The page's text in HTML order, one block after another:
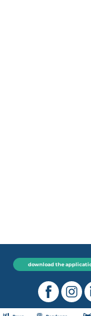
download the